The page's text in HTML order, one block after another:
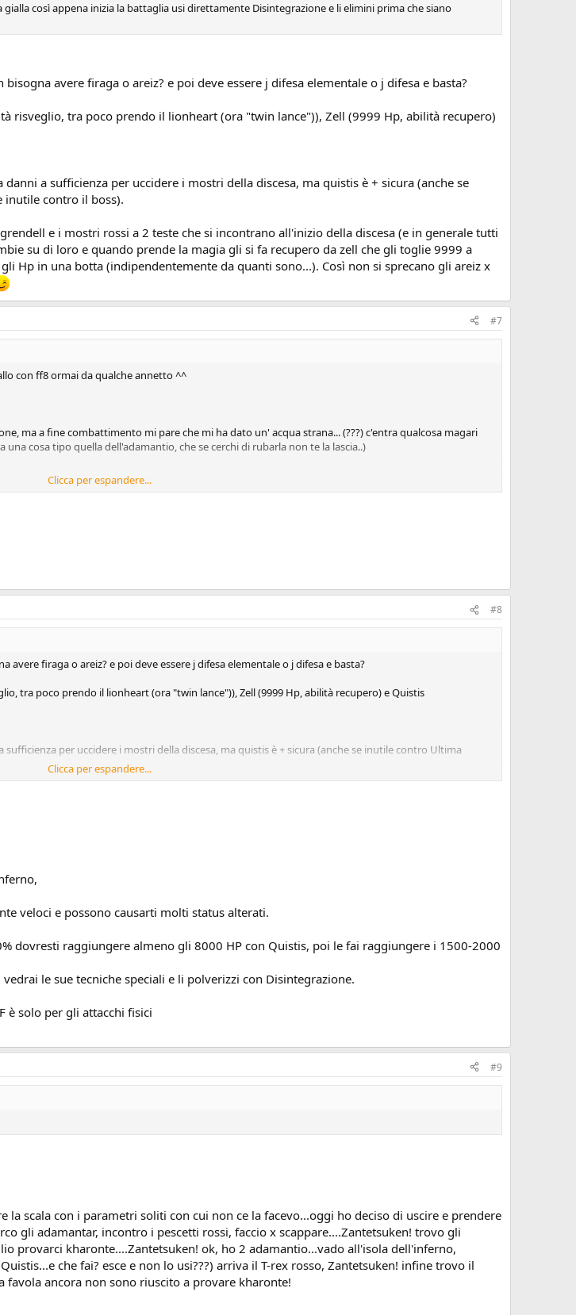
così appena inizia la battaglia usi direttamente Disintegrazione e li elimini prima che siano
avere firaga o areiz? e poi deve essere j difesa elementale o j difesa e basta?
risveglio, tra poco prendo il lionheart (ora "twin lance")), Zell (9999 Hp, abilità recupero)
a sufficienza per uccidere i mostri della discesa, ma quistis è + sicura (anche se
inutile contro il boss).
e i mostri rossi a 2 teste che si incontrano all'inizio della discesa (e in generale tutti
su di loro e quando prende la magia gli si fa recupero da zell che gli toglie 9999 a
Hp in una botta (indipendentemente da quanti sono...). Così non si sprecano gli areiz x
#7
con ff8 ormai da qualche annetto ^^
ma a fine combattimento mi pare che mi ha dato un' acqua strana... (???) c'entra qualcosa magari
cosa tipo quella dell'adamantio, che se cerchi di rubarla non te la lascia..)
tutti i giocatori in 1 colpo pur avendo junction difesa elementale firaga... è un anno e mezzo che
Clicca per espandere...
#8
firaga o areiz? e poi deve essere j difesa elementale o j difesa e basta?
tra poco prendo il lionheart (ora "twin lance")), Zell (9999 Hp, abilità recupero) e Quistis
per uccidere i mostri della discesa, ma quistis è + sicura (anche se inutile contro Ultima
Così non si sprecano gli areiz x uccidere quei bestioni ma si sfrutta 1 magia e 1 abilità
Clicca per espandere...
veloci e possono causarti molti status alterati.
dovresti raggiungere almeno gli 8000 HP con Quistis, poi le fai raggiungere i 1500-2000
le sue tecniche speciali e li polverizzi con Disintegrazione.
è solo per gli attacchi fisici
#9
scala con i parametri soliti con cui non ce la facevo...oggi ho deciso di uscire e prendere
gli adamantar, incontro i pescetti rossi, faccio x scappare....Zantetsuken! trovo gli
provarci kharonte....Zantetsuken! ok, ho 2 adamantio...vado all'isola dell'inferno,
che fai? esce e non lo usi???) arriva il T-rex rosso, Zantetsuken! infine trovo il
ancora non sono riuscito a provare kharonte!